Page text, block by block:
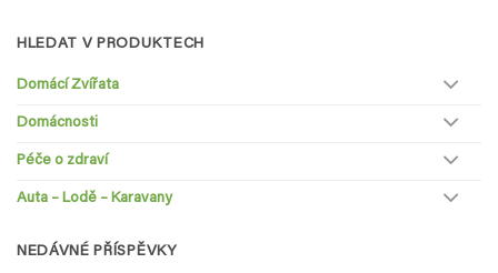
HLEDAT V PRODUKTECH
Domácí Zvířata
Domácnosti
Péče o zdraví
Auta – Lodě – Karavany
NEDÁVNÉ PŘÍSPĚVKY